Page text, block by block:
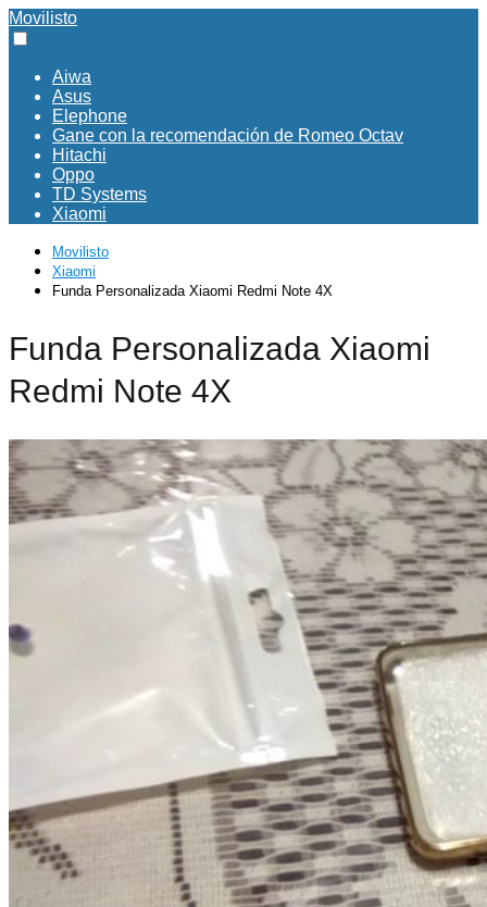
Movilisto
Aiwa
Asus
Elephone
Gane con la recomendación de Romeo Octav
Hitachi
Oppo
TD Systems
Xiaomi
Movilisto
Xiaomi
Funda Personalizada Xiaomi Redmi Note 4X
Funda Personalizada Xiaomi
Redmi Note 4X